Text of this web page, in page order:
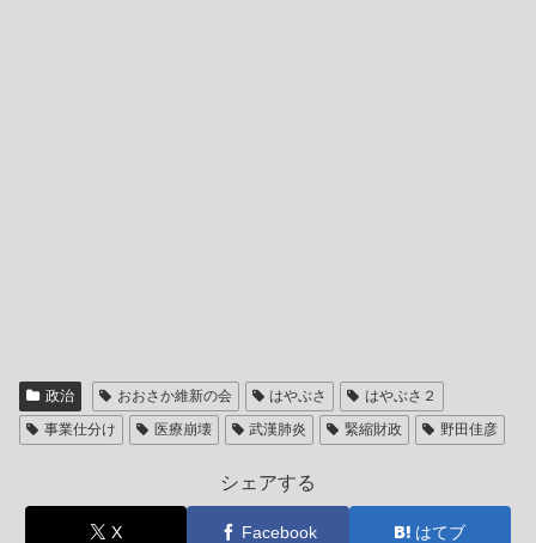
政治 おおさか維新の会 はやぶさ
はやぶさ２
事業仕分け
医療崩壊 武漢肺炎 緊縮財政 野田佳彦
シェアする
X Facebook はてブ